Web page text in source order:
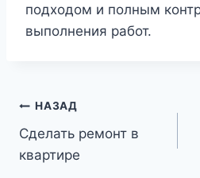
подходом и полным
выполнения работ.
Навигация
по
НАЗАД
Сделать ремонт в
квартире